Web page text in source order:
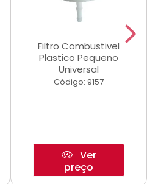
Filtro Combustivel
Plastico Pequeno
Universal
Código: 9157
Ver
preço